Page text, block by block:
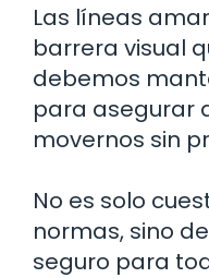
Las líneas
barrera visual
debemos
para asegurar
movernos sin
No es solo
normas, sino
seguro para